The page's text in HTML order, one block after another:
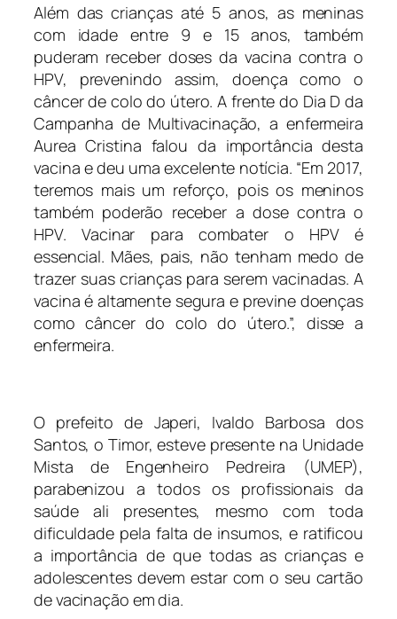
Além das crianças até 5 anos, as meninas
com idade entre 9 e 15 anos, também
puderam receber doses da vacina contra o
HPV, prevenindo assim, doença como o
câncer de colo do útero. A frente do Dia D da
Campanha de Multivacinação, a enfermeira
Aurea Cristina falou da importância desta
vacina e deu uma excelente notícia. “Em 2017,
teremos mais um reforço, pois os meninos
também poderão receber a dose contra o
HPV. Vacinar para combater o HPV é
essencial. Mães, pais, não tenham medo de
trazer suas crianças para serem vacinadas. A
vacina é altamente segura e previne doenças
como câncer do colo do útero.”, disse a
enfermeira.
O prefeito de Japeri, Ivaldo Barbosa dos
Santos, o Timor, esteve presente na Unidade
Mista de Engenheiro Pedreira (UMEP),
parabenizou a todos os profissionais da
saúde ali presentes, mesmo com toda
dificuldade pela falta de insumos, e ratificou
a importância de que todas as crianças e
adolescentes devem estar com o seu cartão
de vacinação em dia.